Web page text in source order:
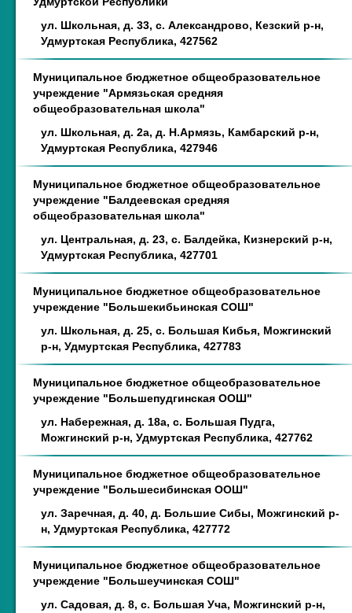
ул. Школьная, д. 33, с. Александрово, Кезский р-н,
Удмуртская Республика, 427562
Муниципальное бюджетное общеобразовательное
учреждение "Армязьская средняя
общеобразовательная школа"
ул. Школьная, д. 2а, д. Н.Армязь, Камбарский р-н,
Удмуртская Республика, 427946
Муниципальное бюджетное общеобразовательное
учреждение "Балдеевская средняя
общеобразовательная школа"
ул. Центральная, д. 23, с. Балдейка, Кизнерский р-н,
Удмуртская Республика, 427701
Муниципальное бюджетное общеобразовательное
учреждение "Большекибьинская СОШ"
ул. Школьная, д. 25, с. Большая Кибья, Можгинский
р-н, Удмуртская Республика, 427783
Муниципальное бюджетное общеобразовательное
учреждение "Большепудгинская ООШ"
ул. Набережная, д. 18а, с. Большая Пудга,
Можгинский р-н, Удмуртская Республика, 427762
Муниципальное бюджетное общеобразовательное
учреждение "Большесибинская ООШ"
ул. Заречная, д. 40, д. Большие Сибы, Можгинский р-
н, Удмуртская Республика, 427772
Муниципальное бюджетное общеобразовательное
учреждение "Большеучинская СОШ"
ул. Садовая, д. 8, с. Большая Уча, Можгинский р-н,